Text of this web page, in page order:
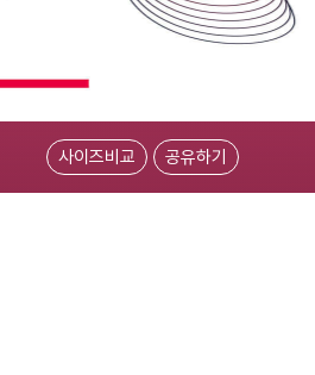
사이즈비교 공유하기